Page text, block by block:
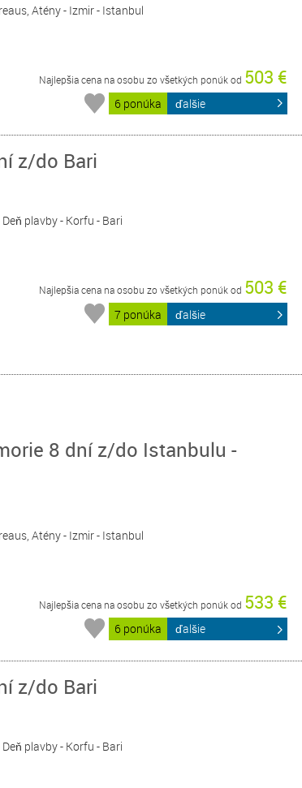
Atény - Izmir - Istanbul
Najlepšia cena na osobu zo všetkých ponúk od 503 €
6 ponúka ďalšie
z/do Bari
plavby - Korfu - Bari
Najlepšia cena na osobu zo všetkých ponúk od 503 €
7 ponúka ďalšie
8 dní z/do Istanbulu -
Atény - Izmir - Istanbul
Najlepšia cena na osobu zo všetkých ponúk od 533 €
6 ponúka ďalšie
z/do Bari
plavby - Korfu - Bari